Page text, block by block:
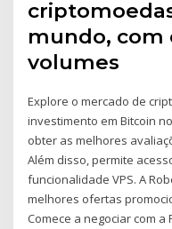
mundo, com
volumes
Explore o mercado de
investimento em Bitcoin
obter as melhores
Além disso, permite
funcionalidade VPS. A
melhores ofertas
Comece a negociar com